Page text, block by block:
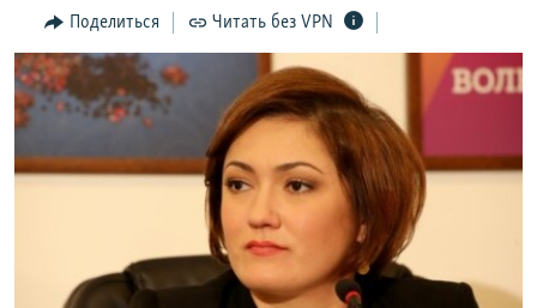
Вернутся
поиску
ИНТЕРАКТИВ
ИНФОГРАФИКА
ТЕЛЕПРОЕКТ КРЫМ.РЕАЛИИ
СОВЕТЫ ПРАВОЗАЩИТНИКОВ
ПРОПАВШИЕ БЕЗ ВЕСТИ
ПОБЕДИТЕЛЕЙ НЕ СУДЯТ?
КРЫМ.НЕПОКОРЕННЫЙ
РАДІО СВОБОДА
КАК ОБОЙТИ БЛОКИРОВКУ
Українською
Qırımtatar
Поделиться Читать без VPN